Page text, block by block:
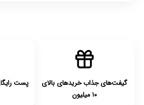
گیفت‌های جذاب خریدهای بالای
۱۰ میلیون
پست